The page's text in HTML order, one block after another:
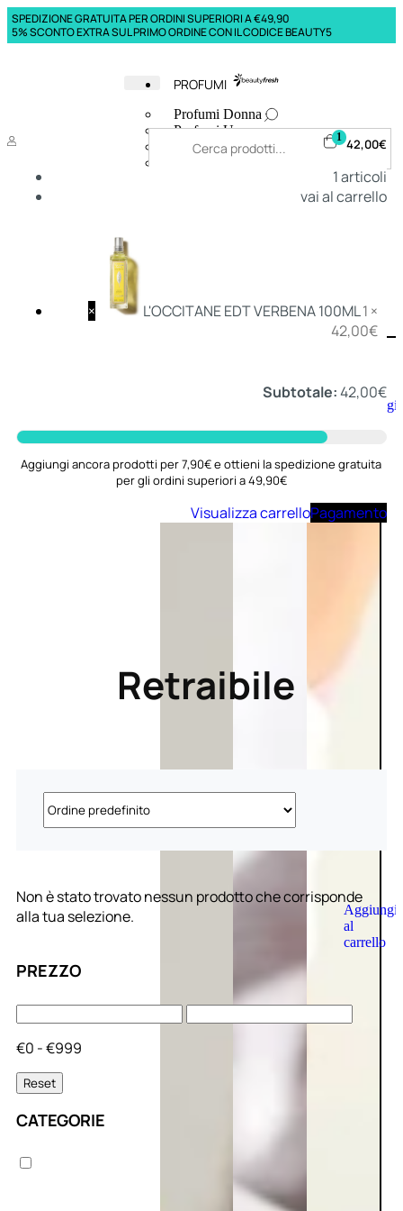
SPEDIZIONE GRATUITA PER ORDINI SUPERIORI A €49,90
5% SCONTO EXTRA SUL PRIMO ORDINE CON IL CODICE BEAUTY5
PROFUMI
Profumi Donna
Profumi Uomo
Deodoranti Donna
Deo
Aggiungi
Aggiungi
al
carrello
1 42,00€
1articoli
vai al carrello
× L'OCCITANE EDT VERBENA 100ML1 ×
42,00€
Subtotale:42,00€
Aggiungi ancora prodotti per 7,90€ e ottieni la spedizione gratuita
per gli ordini superiori a 49,90€
Visualizza carrelloPagamento
Retraibile
PREZZO
€0 - €999
Reset
CATEGORIE
Non è stato trovato nessun prodotto che corrisponde
alla tua selezione.